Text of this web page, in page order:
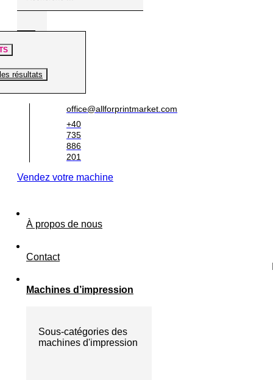
résultats
office@allforprintmarket.com
+40
735
886
201
Vendez votre machine
À propos de nous
Contact
Machines d’impression
Sous-catégories des
machines d'impression